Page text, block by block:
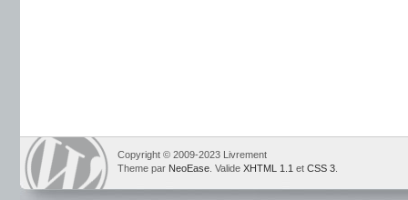
Copyright © 2009-2023 Livrement
Theme par NeoEase . Valide XHTML 1.1 et CSS 3